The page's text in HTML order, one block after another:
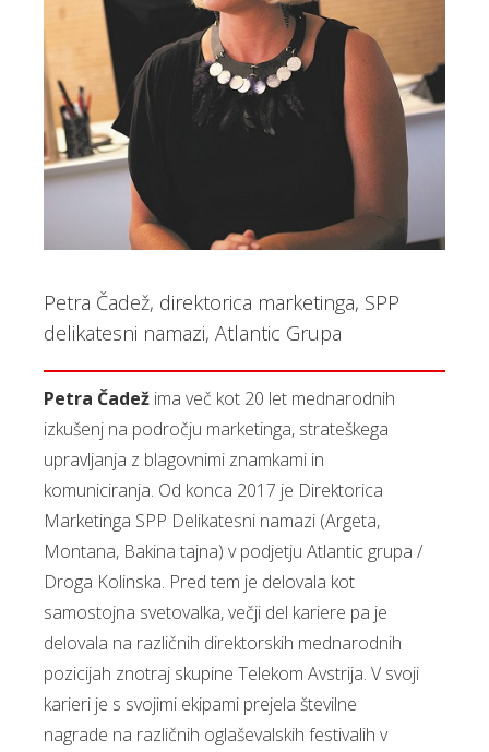
Petra Čadež, direktorica marketinga, SPP
delikatesni namazi, Atlantic Grupa
Petra Čadež ima več kot 20 let mednarodnih
izkušenj na področju marketinga, strateškega
upravljanja z blagovnimi znamkami in
komuniciranja. Od konca 2017 je Direktorica
Marketinga SPP Delikatesni namazi (Argeta,
Montana, Bakina tajna) v podjetju Atlantic grupa /
Droga Kolinska. Pred tem je delovala kot
samostojna svetovalka, večji del kariere pa je
delovala na različnih direktorskih mednarodnih
pozicijah znotraj skupine Telekom Avstrija. V svoji
karieri je s svojimi ekipami prejela številne
nagrade na različnih oglaševalskih festivalih v